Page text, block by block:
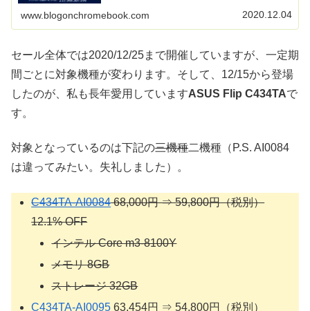
www.blogonchromebook.com 2020.12.04
セール全体では2020/12/25まで開催していますが、一定期
間ごとに対象機種が変わります。そして、12/15から登場
したのが、私も長年愛用していますASUS Flip C434TAで
す。
対象となっているのは下記の三機種二機種（P.S. AI0084
は違ってみたい。失礼しました）。
C434TA-AI008468,000円 ⇒ 59,800円（税別）
12.1% OFF
インテル Core m3-8100Y
メモリ 8GB
ストレージ 32GB
C434TA-AI0095 63,454円 ⇒ 54,800円（税別）